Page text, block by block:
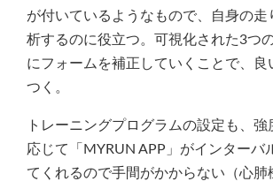
が付いているようなもので、自身の走
析するのに役立つ。可視化された3つ
にフォームを補正していくことで、良
つく。
トレーニングプログラムの設定も、強
応じて「MYRUN APP」がインターバ
てくれるので手間がかからない（心肺